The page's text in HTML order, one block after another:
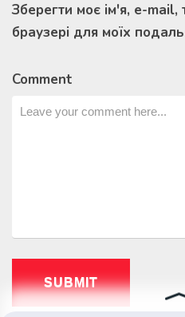
Зберегти моє ім'я, e-
браузері для моїх
Comment